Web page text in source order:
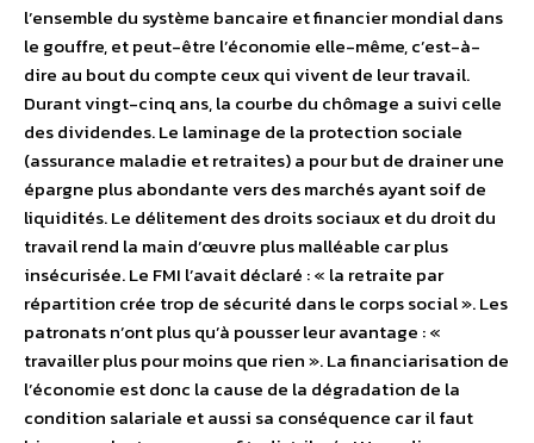
l’ensemble du système bancaire et financier mondial dans
le gouffre, et peut-être l’économie elle-même, c’est-à-
dire au bout du compte ceux qui vivent de leur travail.
Durant vingt-cinq ans, la courbe du chômage a suivi celle
des dividendes. Le laminage de la protection sociale
(assurance maladie et retraites) a pour but de drainer une
épargne plus abondante vers des marchés ayant soif de
liquidités. Le délitement des droits sociaux et du droit du
travail rend la main d’œuvre plus malléable car plus
insécurisée. Le FMI l’avait déclaré : « la retraite par
répartition crée trop de sécurité dans le corps social ». Les
patronats n’ont plus qu’à pousser leur avantage : «
travailler plus pour moins que rien ». La financiarisation de
l’économie est donc la cause de la dégradation de la
condition salariale et aussi sa conséquence car il faut